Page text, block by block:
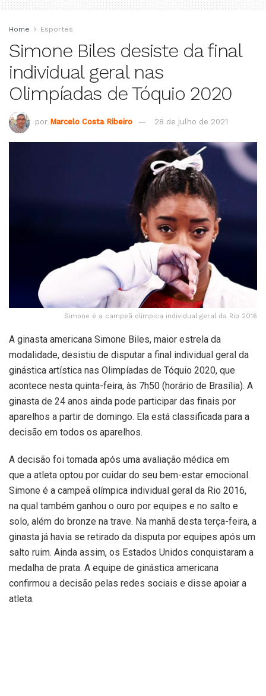
Home Esportes
Simone Biles desiste da final
individual geral nas
Olimpíadas de Tóquio 2020
por Marcelo Costa Ribeiro 28 de julho de 2021
Simone é a campeã olímpica individual geral da Rio 2016
A ginasta americana Simone Biles, maior estrela da
modalidade, desistiu de disputar a final individual geral da
ginástica artística nas Olimpíadas de Tóquio 2020, que
acontece nesta quinta-feira, às 7h50 (horário de Brasília). A
ginasta de 24 anos ainda pode participar das finais por
aparelhos a partir de domingo. Ela está classificada para a
decisão em todos os aparelhos.
A decisão foi tomada após uma avaliação médica em
que a atleta optou por cuidar do seu bem-estar emocional.
Simone é a campeã olímpica individual geral da Rio 2016,
na qual também ganhou o ouro por equipes e no salto e
solo, além do bronze na trave. Na manhã desta terça-feira, a
ginasta já havia se retirado da disputa por equipes após um
salto ruim. Ainda assim, os Estados Unidos conquistaram a
medalha de prata. A equipe de ginástica americana
confirmou a decisão pelas redes sociais e disse apoiar a
atleta.